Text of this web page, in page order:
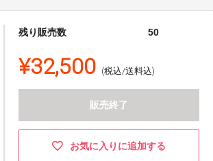
残り販売数 50
¥32,500 (税込/送料込)
販売終了
お気に入りに追加する